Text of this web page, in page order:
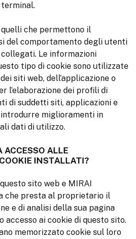
quelli che permettono il
del comportamento degli utenti
Le informazioni
tipo di cookie sono utilizzate
siti web, dell’applicazione o
l’elaborazione dei profili di
di suddetti siti, applicazioni e
miglioramenti in
dati di utilizzo.
ALLE
INSTALLATI?
sito web e MIRAI
che presta al proprietario il
e di analisi della sua pagina
accesso ai cookie di questo sito.
memorizzato cookie sul loro